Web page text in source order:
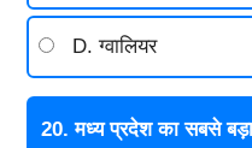
D. ग्वालियर
20. मध्य प्रदेश का सबसे